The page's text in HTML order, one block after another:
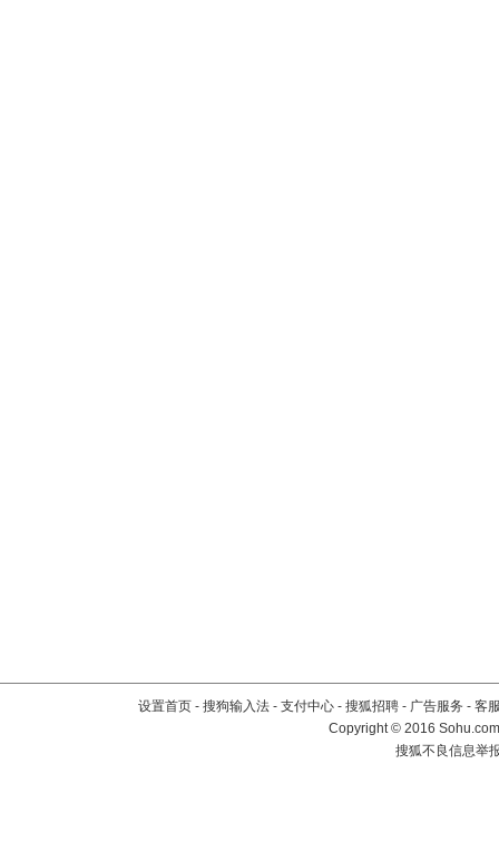
设置首页 - 搜狗输入法 - 支付中心 - 搜狐招聘 - 广告服务 - 客
Copyright©2016
搜狐不良信息举